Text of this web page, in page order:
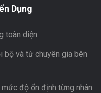
Dụng
toàn diện
bộ và từ chuyên gia bên
độ ổn định từng nhân